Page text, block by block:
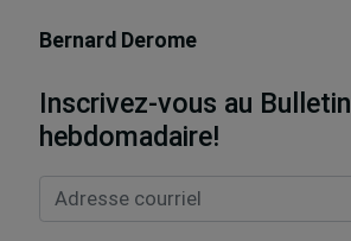
Bernard Derome
Inscrivez-vous au Bulletin
hebdomadaire!